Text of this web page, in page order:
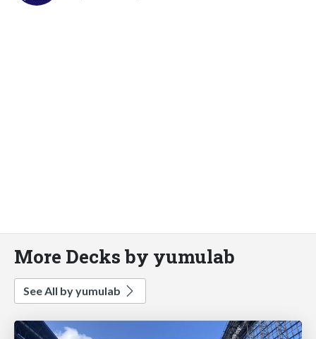
More Decks by yumulab
See All by yumulab